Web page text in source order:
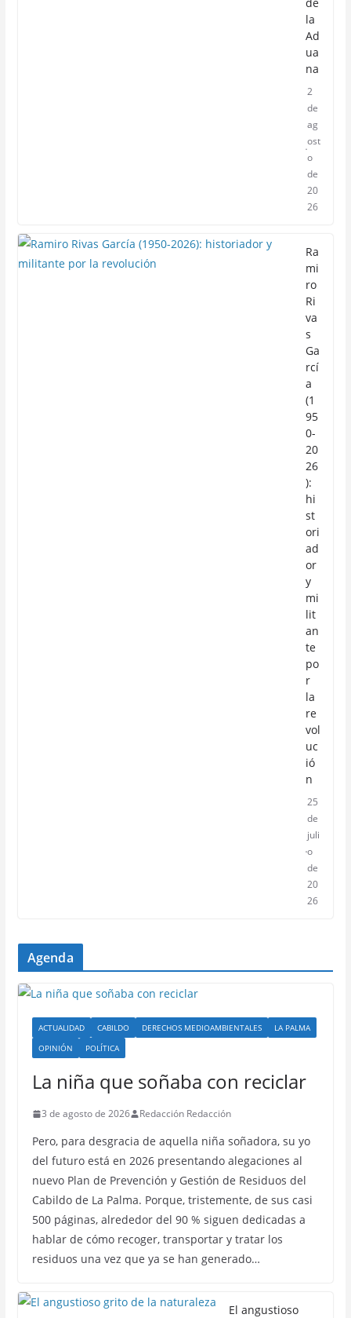
la
Ad
ua
na
2
de
ag
ost
o
de
20
26
Ra
mi
ro
Ri
va
s
Ga
rcí
a
(1
95
0-
20
26
):
hi
st
ori
ad
or
y
mi
lit
an
te
po
r
la
re
vol
uc
ió
n
25
de
juli
o
de
20
26
Agenda
ACTUALIDAD CABILDO DERECHOS MEDIOAMBIENTALES
LA PALMA
OPINIÓN
POLÍTICA
La niña que soñaba con reciclar
3 de agosto de 2026 Redacción Redacción
Pero, para desgracia de aquella niña soñadora, su yo
del futuro está en 2026 presentando alegaciones al
nuevo Plan de Prevención y Gestión de Residuos del
Cabildo de La Palma. Porque, tristemente, de sus casi
500 páginas, alrededor del 90 % siguen dedicadas a
hablar de cómo recoger, transportar y tratar los
residuos una vez que ya se han generado…
El angustioso